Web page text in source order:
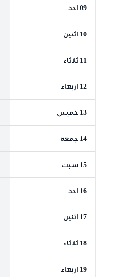
09 احد
10 اثنين
11 ثلاثاء
12 اربعاء
13 خميس
14 جمعة
15 سبت
16 احد
17 اثنين
18 ثلاثاء
19 اربعاء